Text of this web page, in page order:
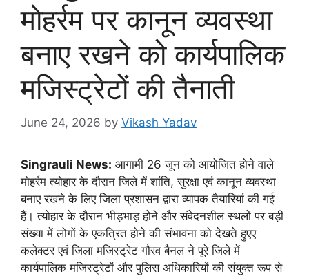
मोहर्रम पर कानून व्यवस्था
बनाए रखने को कार्यपालिक
मजिस्ट्रेटों की तैनाती
June 24, 2026 by Vikash Yadav
Singrauli News: आगामी 26 जून को आयोजित होने वाले
मोहर्रम त्योहार के दौरान जिले में शांति, सुरक्षा एवं कानून व्यवस्था
बनाए रखने के लिए जिला प्रशासन द्वारा व्यापक तैयारियां की गई
हैं। त्योहार के दौरान भीड़भाड़ होने और संवेदनशील स्थलों पर बड़ी
संख्या में लोगों के एकत्रित होने की संभावना को देखते हुएए
कलेक्टर एवं जिला मजिस्ट्रेट गौरव बैनल ने पूरे जिले में
कार्यपालिक मजिस्ट्रेटों और पुलिस अधिकारियों की संयुक्त रूप से